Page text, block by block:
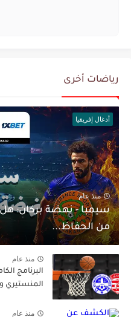
رياضات أخرى
أدغال إفريقيا
منذ عام
سيمبا - نهضة بركان:
من الحفاظ...
منذ عام
البرنامج
المنستيري
منذ عام